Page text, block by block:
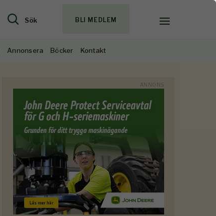
Sök BLI MEDLEM
Annonsera Böcker Kontakt